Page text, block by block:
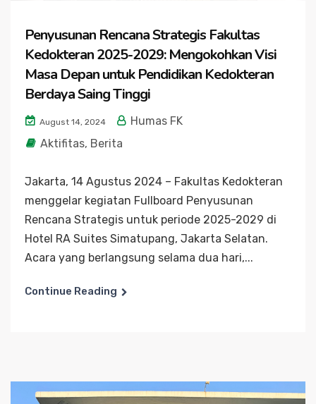
Penyusunan Rencana Strategis Fakultas
Kedokteran 2025-2029: Mengokohkan Visi
Masa Depan untuk Pendidikan Kedokteran
Berdaya Saing Tinggi
August 14, 2024
Humas FK
Aktifitas, Berita
Jakarta, 14 Agustus 2024 – Fakultas Kedokteran
menggelar kegiatan Fullboard Penyusunan
Rencana Strategis untuk periode 2025-2029 di
Hotel RA Suites Simatupang, Jakarta Selatan.
Acara yang berlangsung selama dua hari,...
Continue Reading